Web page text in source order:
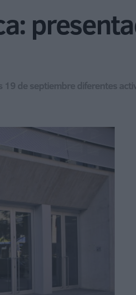
19 de septiembre diferentes